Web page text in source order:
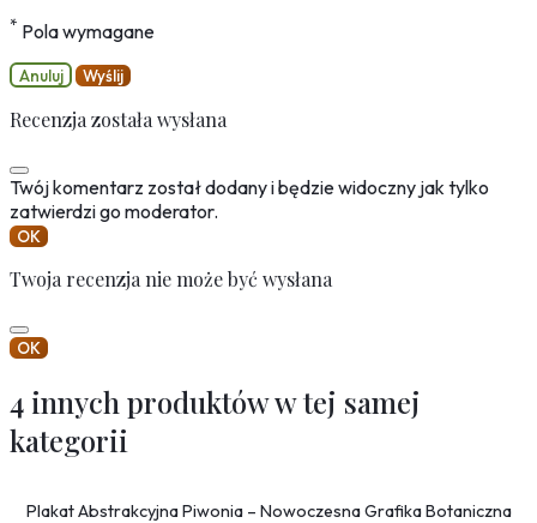
* Pola wymagane
Anuluj Wyślij
Recenzja została wysłana
Twój komentarz został dodany i będzie widoczny jak tylko
zatwierdzi go moderator.
OK
Twoja recenzja nie może być wysłana
OK
4 innych produktów w tej samej
kategorii
Plakat Abstrakcyjna Piwonia – Nowoczesna Grafika Botaniczna